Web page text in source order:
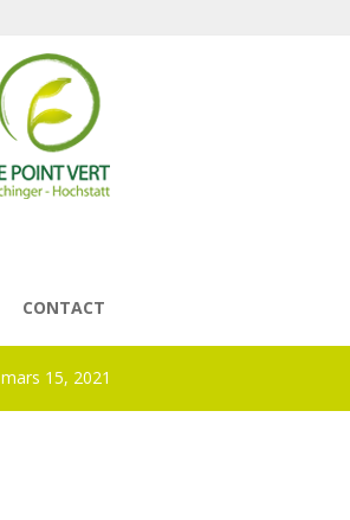
CONTACT
mars 15, 2021